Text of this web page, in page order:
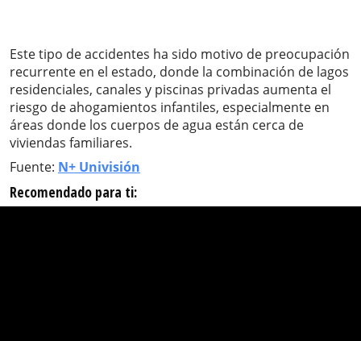
Este tipo de accidentes ha sido motivo de preocupación
recurrente en el estado, donde la combinación de lagos
residenciales, canales y piscinas privadas aumenta el
riesgo de ahogamientos infantiles, especialmente en
áreas donde los cuerpos de agua están cerca de
viviendas familiares.
Fuente: N+ Univisión
Recomendado para ti: